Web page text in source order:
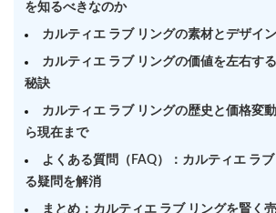
を知るべきなのか
カルティエ ラブ リングの素材とデザイ
カルティエ ラブ リングの価値を左右す
秘訣
カルティエ ラブ リングの歴史と価格変
ら現在まで
よくある質問（FAQ）：カルティエ ラ
る疑問を解消
まとめ：カルティエ ラブ リングを賢く